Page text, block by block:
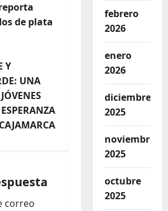
de plata
Y
UNA
correo
febrero
2026
enero
2026
diciembre
2025
noviembre
2025
octubre
2025